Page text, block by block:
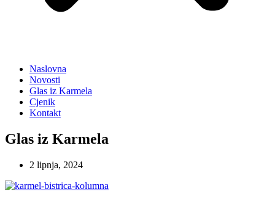
Naslovna
Novosti
Glas iz Karmela
Cjenik
Kontakt
Glas iz Karmela
2 lipnja, 2024